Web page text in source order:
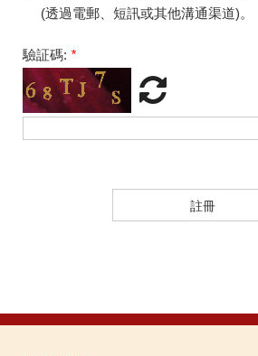
(透過電郵、短訊或其他溝通渠道)。
驗証碼: *